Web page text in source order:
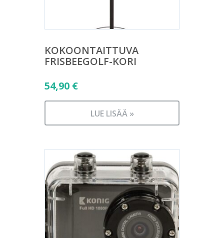
KOKOONTAITTUVA
FRISBEEGOLF-KORI
54,90 €
LUE LISÄÄ »